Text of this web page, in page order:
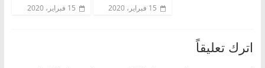
15 فبراير، 2020 15 فبراير، 2020
اترك تعليقاً